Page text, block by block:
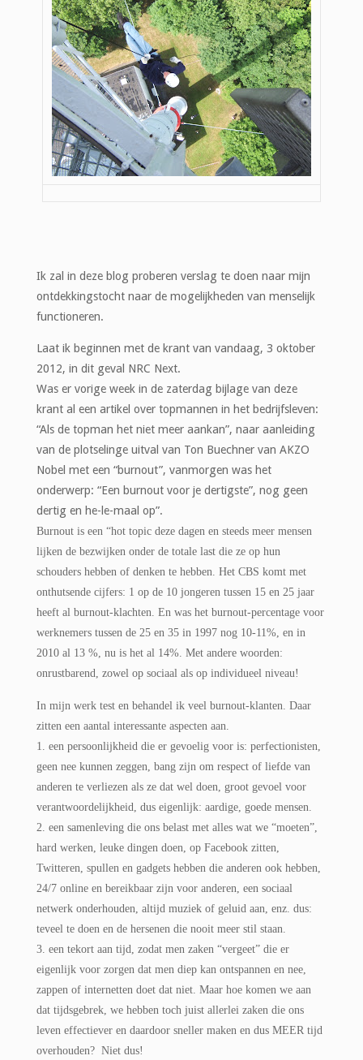
Ik zal in deze blog proberen verslag te doen naar mijn
ontdekkingstocht naar de mogelijkheden van menselijk
functioneren.
Laat ik beginnen met de krant van vandaag, 3 oktober
2012, in dit geval NRC Next.
Was er vorige week in de zaterdag bijlage van deze
krant al een artikel over topmannen in het bedrijfsleven:
“Als de topman het niet meer aankan”, naar aanleiding
van de plotselinge uitval van Ton Buechner van AKZO
Nobel met een “burnout”, vanmorgen was het
onderwerp: “Een burnout voor je dertigste”, nog geen
dertig en he-le-maal op”.
Burnout is een “hot topic deze dagen en steeds meer mensen
lijken de bezwijken onder de totale last die ze op hun
schouders hebben of denken te hebben. Het CBS komt met
onthutsende cijfers: 1 op de 10 jongeren tussen 15 en 25 jaar
heeft al burnout-klachten. En was het burnout-percentage voor
werknemers tussen de 25 en 35 in 1997 nog 10-11%, en in
2010 al 13 %, nu is het al 14%. Met andere woorden:
onrustbarend, zowel op sociaal als op individueel niveau!
In mijn werk test en behandel ik veel burnout-klanten. Daar
zitten een aantal interessante aspecten aan.
1. een persoonlijkheid die er gevoelig voor is: perfectionisten,
geen nee kunnen zeggen, bang zijn om respect of liefde van
anderen te verliezen als ze dat wel doen, groot gevoel voor
verantwoordelijkheid, dus eigenlijk: aardige, goede mensen.
2. een samenleving die ons belast met alles wat we “moeten”,
hard werken, leuke dingen doen, op Facebook zitten,
Twitteren, spullen en gadgets hebben die anderen ook hebben,
24/7 online en bereikbaar zijn voor anderen, een sociaal
netwerk onderhouden, altijd muziek of geluid aan, enz. dus:
teveel te doen en de hersenen die nooit meer stil staan.
3. een tekort aan tijd, zodat men zaken “vergeet” die er
eigenlijk voor zorgen dat men diep kan ontspannen en nee,
zappen of internetten doet dat niet. Maar hoe komen we aan
dat tijdsgebrek, we hebben toch juist allerlei zaken die ons
leven effectiever en daardoor sneller maken en dus MEER tijd
overhouden? Niet dus!